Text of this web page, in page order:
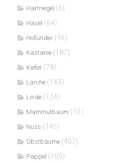
Hartriegel (6)
Hasel (64)
Hollunder (16)
Kastanie (187)
Kiefer (78)
Lärche (143)
Linde (124)
Mammutbaum (12)
Nuss (145)
Obstbäume (407)
Pappel (109)